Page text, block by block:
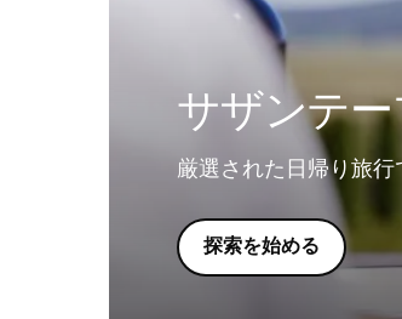
サザンテ
厳選された日帰り旅
探索を始める